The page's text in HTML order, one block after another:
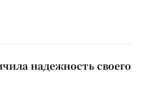
надежность своего